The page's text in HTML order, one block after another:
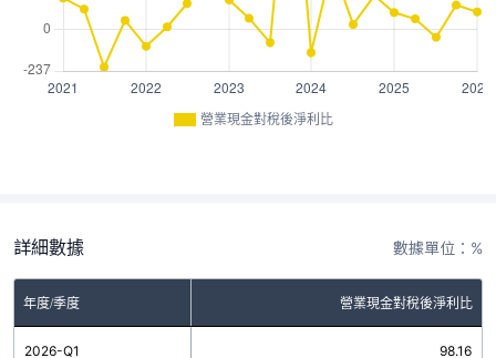
營業現金對稅後淨利比
詳細數據 數據單位：%
年度/季度 營業現金對稅後淨利比
2026-Q1 98.16